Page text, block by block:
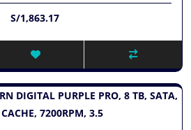
S/1,863.17